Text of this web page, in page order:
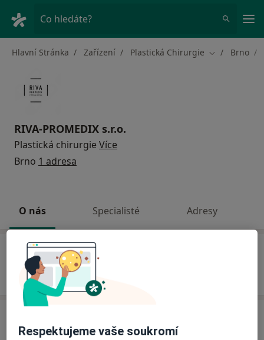
Co hledáte?
Hlavní Stránka Zařízení Plastická Chirurgie Změna města
Brno
RIVA-PROMEDIX s.r.o.
Plastická chirurgie Více
Brno 1 adresa
O nás Specialisté Adresy
O nás
kliniky estetické medicíny
Respektujeme vaše soukromí